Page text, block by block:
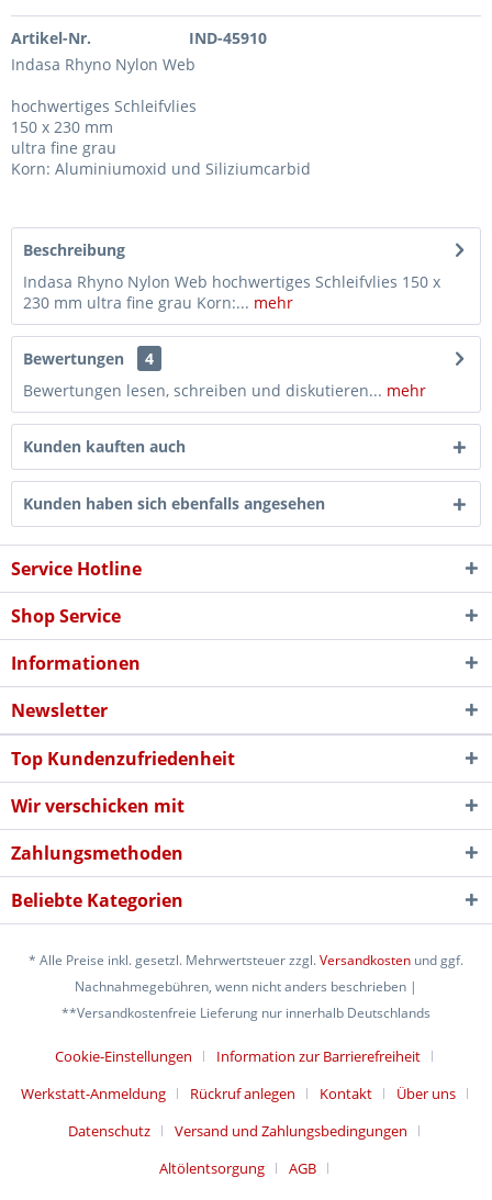
Artikel-Nr.
IND-45910
Indasa Rhyno Nylon Web
hochwertiges Schleifvlies
150 x 230 mm
ultra fine grau
Korn: Aluminiumoxid und Siliziumcarbid
Beschreibung
Indasa Rhyno Nylon Web hochwertiges Schleifvlies 150 x
230 mm ultra fine grau Korn:... mehr
Bewertungen
4
Bewertungen lesen, schreiben und diskutieren... mehr
Kunden kauften auch
Kunden haben sich ebenfalls angesehen
Service Hotline
Shop Service
Informationen
Newsletter
Top Kundenzufriedenheit
Wir verschicken mit
Zahlungsmethoden
Beliebte Kategorien
* Alle Preise inkl. gesetzl. Mehrwertsteuer zzgl.Versandkosten und ggf.
Nachnahmegebühren, wenn nicht anders beschrieben |
**Versandkostenfreie Lieferung nur innerhalb Deutschlands
Cookie-Einstellungen
Information zur Barrierefreiheit
Werkstatt-Anmeldung
Rückruf anlegen Kontakt
Über uns
Datenschutz
Versand und Zahlungsbedingungen
Altölentsorgung
AGB